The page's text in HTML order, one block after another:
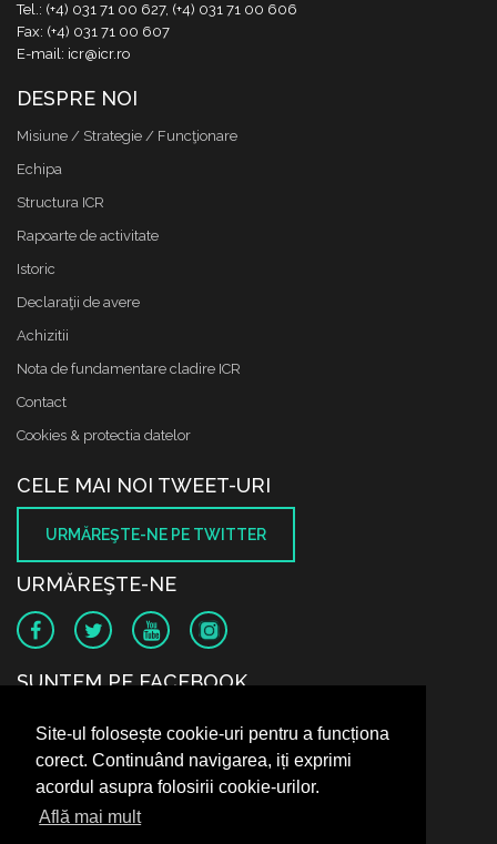
Site-ul folosește cookie-uri pentru a funcționa
corect. Continuând navigarea, iți exprimi
acordul asupra folosirii cookie-urilor.
Află mai mult
Tel.: (+4) 031 71 00 627, (+4) 031 71 00 606
Fax: (+4) 031 71 00 607
E-mail: icr@icr.ro
DESPRE NOI
Misiune / Strategie / Funcţionare
Echipa
Structura ICR
Rapoarte de activitate
Istoric
Declaraţii de avere
Achizitii
Nota de fundamentare cladire ICR
Contact
Cookies & protectia datelor
CELE MAI NOI TWEET-URI
URMĂREŞTE-NE PE TWITTER
URMĂREŞTE-NE
SUNTEM PE FACEBOOK